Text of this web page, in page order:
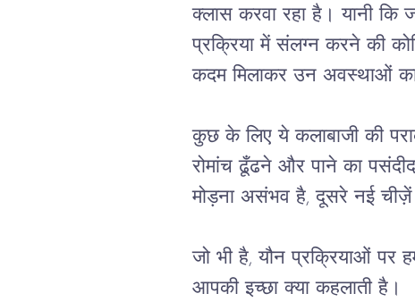
क्लास करवा रहा है। यानी कि
प्रक्रिया में संलग्न करने की
कदम मिलाकर उन अवस्थाओं
कुछ के लिए ये कलाबाजी की
रोमांच ढूँढने और पाने का
मोड़ना असंभव है, दूसरे नई चीज़ें
जो भी है, यौन प्रक्रियाओं पर
आपकी इच्छा क्या कहलाती है।